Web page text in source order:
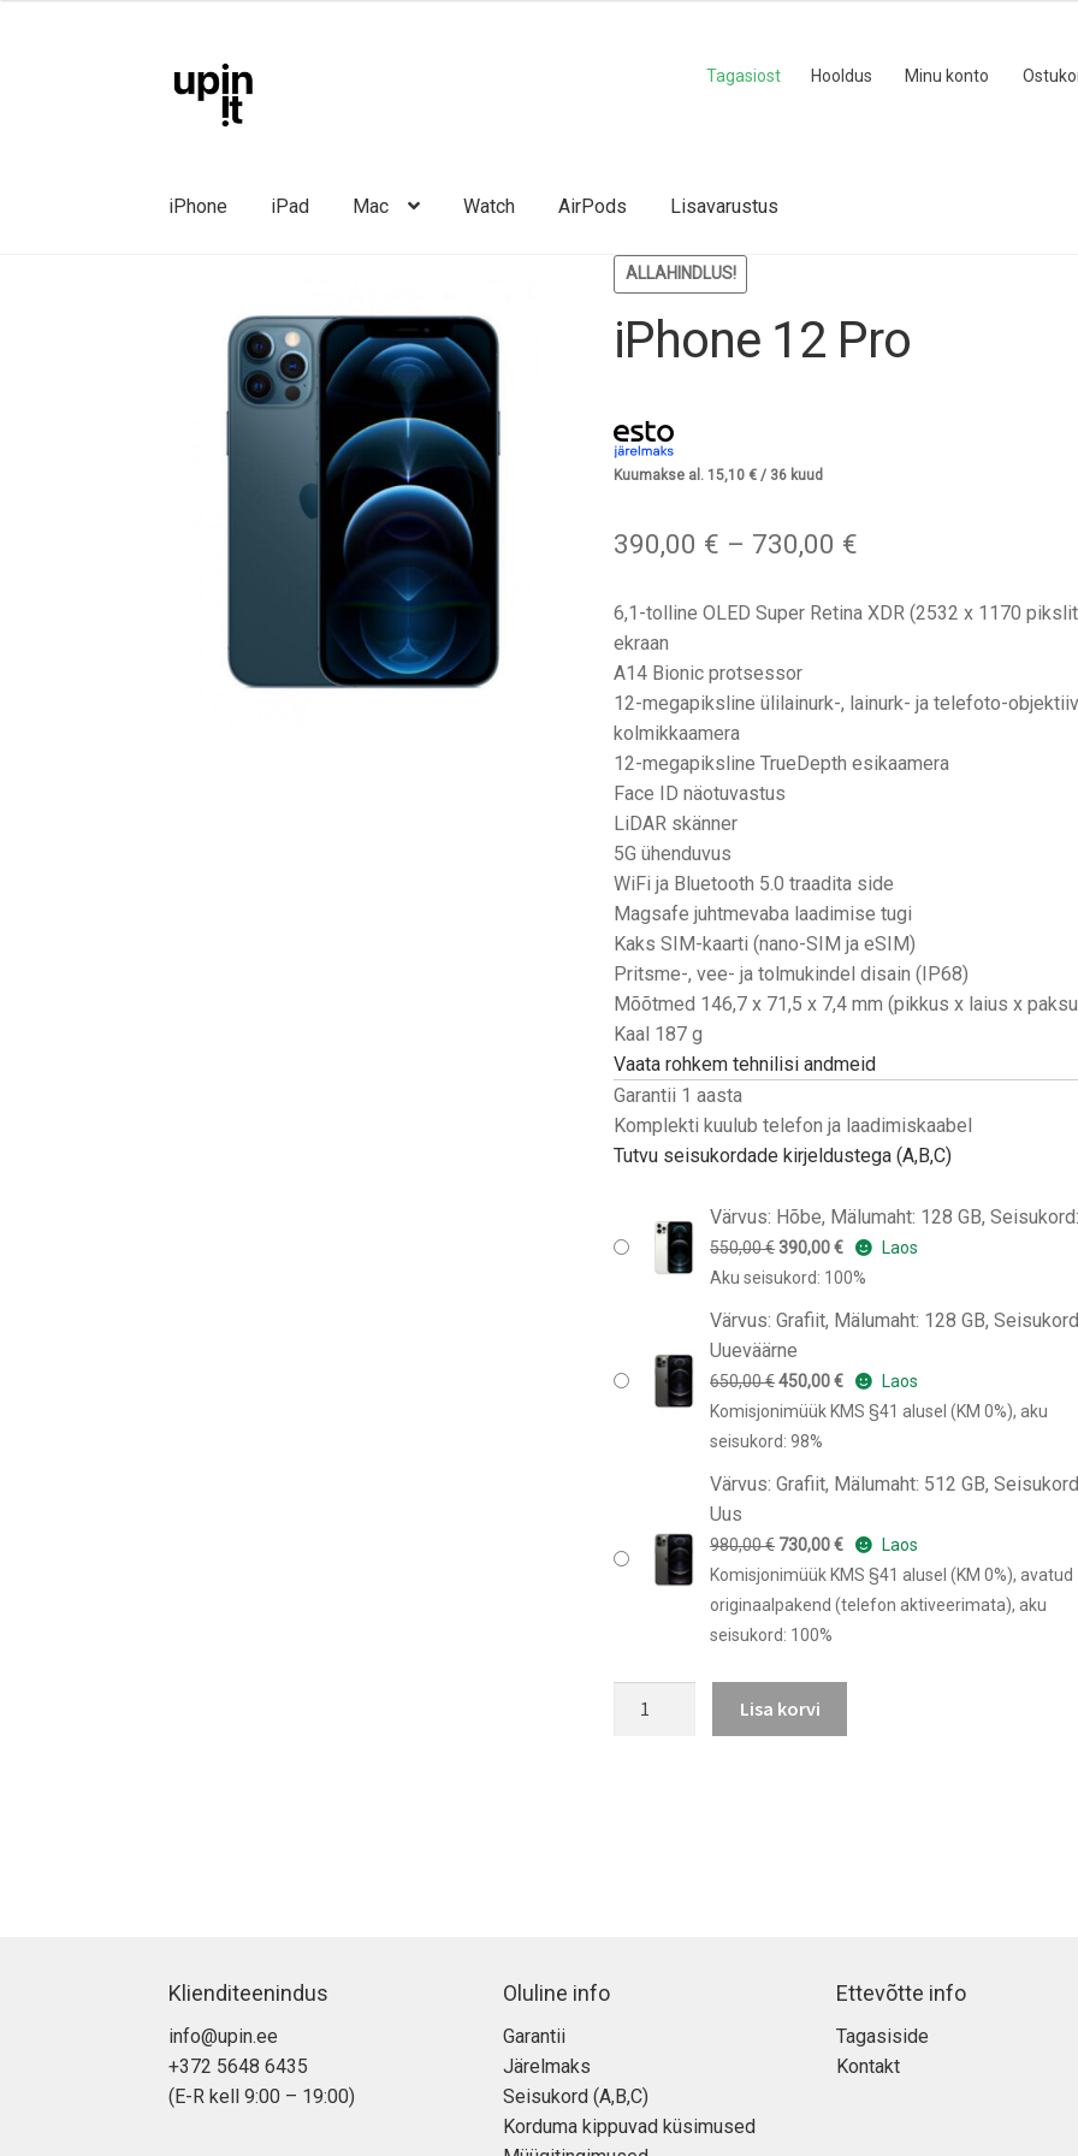
navigeerimisele
sisu
Tagasiost Hooldus Minu konto
iPhone iPad Mac Watch AirPods Lisavarustus
ALLAHINDLUS!
iPhone 12 Pro
Kuumakse al. 15,10 € / 36 kuud
390,00 € – 730,00 €
kuni
730,00 €
6,1-tolline OLED Super Retina XDR (2532 x 1170
ekraan
A14 Bionic protsessor
12-megapiksline ülilainurk-, lainurk- ja telefoto-
kolmikkaamera
12-megapiksline TrueDepth esikaamera
Face ID näotuvastus
LiDAR skänner
5G ühenduvus
WiFi ja Bluetooth 5.0 traadita side
Magsafe juhtmevaba laadimise tugi
Kaks SIM-kaarti (nano-SIM ja eSIM)
Pritsme-, vee- ja tolmukindel disain (IP68)
Mõõtmed 146,7 x 71,5 x 7,4 mm (pikkus x laius x
Kaal 187 g
Vaata rohkem tehnilisi andmeid
Garantii 1 aasta
Komplekti kuulub telefon ja laadimiskaabel
Tutvu seisukordade kirjeldustega (A,B,C)
Värvus: Hõbe, Mälumaht: 128 GB,
550,00€Algne
hind
390,00€Praegune
hind
Laos
Aku seisukord: 100%
Värvus: Grafiit, Mälumaht: 128 GB,
Uueväärne
650,00€Algne
hind
oli:
450,00€Praegune
hind
Laos
Komisjonimüük KMS §41 alusel (KM 0%), aku
seisukord: 98%
Värvus: Grafiit, Mälumaht: 512 GB,
Uus
980,00€ Algne
hind
oli:
980,00 €.
730,00€Praegune
hind
on:
Laos
Komisjonimüük KMS §41 alusel (KM 0%), avatud
originaalpakend (telefon aktiveerimata), aku
seisukord: 100%
Lisa korvi
Klienditeenindus
info@upin.ee
+372 5648 6435
(E-R kell 9:00 – 19:00)
Oluline info
Garantii
Järelmaks
Seisukord (A,B,C)
Korduma kippuvad küsimused
Ettevõtte info
Tagasiside
Kontakt